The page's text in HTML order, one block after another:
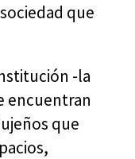
que
-la
encuentran
que